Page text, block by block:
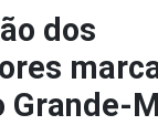
dos
Grande-